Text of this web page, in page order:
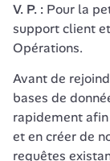
V. P. : Pour la
support client
Opérations.
Avant de
bases de
rapidement
et en créer de
requêtes